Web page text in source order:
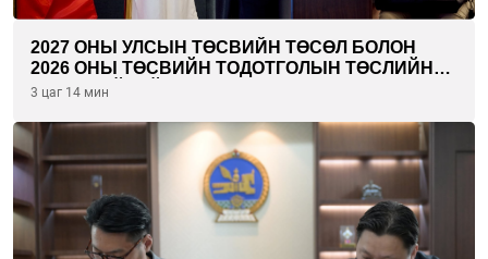
2027 ОНЫ УЛСЫН ТӨСВИЙН ТӨСӨЛ БОЛОН
2026 ОНЫ ТӨСВИЙН ТОДОТГОЛЫН ТӨСЛИЙН
ОЛОН НИЙТИЙН ХЭЛЭЛЦҮҮЛЭГ БОЛЛОО
3 цаг 14 мин